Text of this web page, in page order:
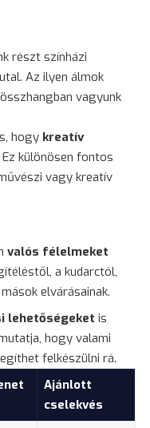
részt színházi
utal. Az ilyen álmok
vagyunk
hogy kreatív
Ez különösen fontos
vagy kreatív
valós félelmeket
a kudarctól,
elvárásainak.
lehetőségeket is
hogy valami
felkészülni rá.
Ajánlott
cselekvés